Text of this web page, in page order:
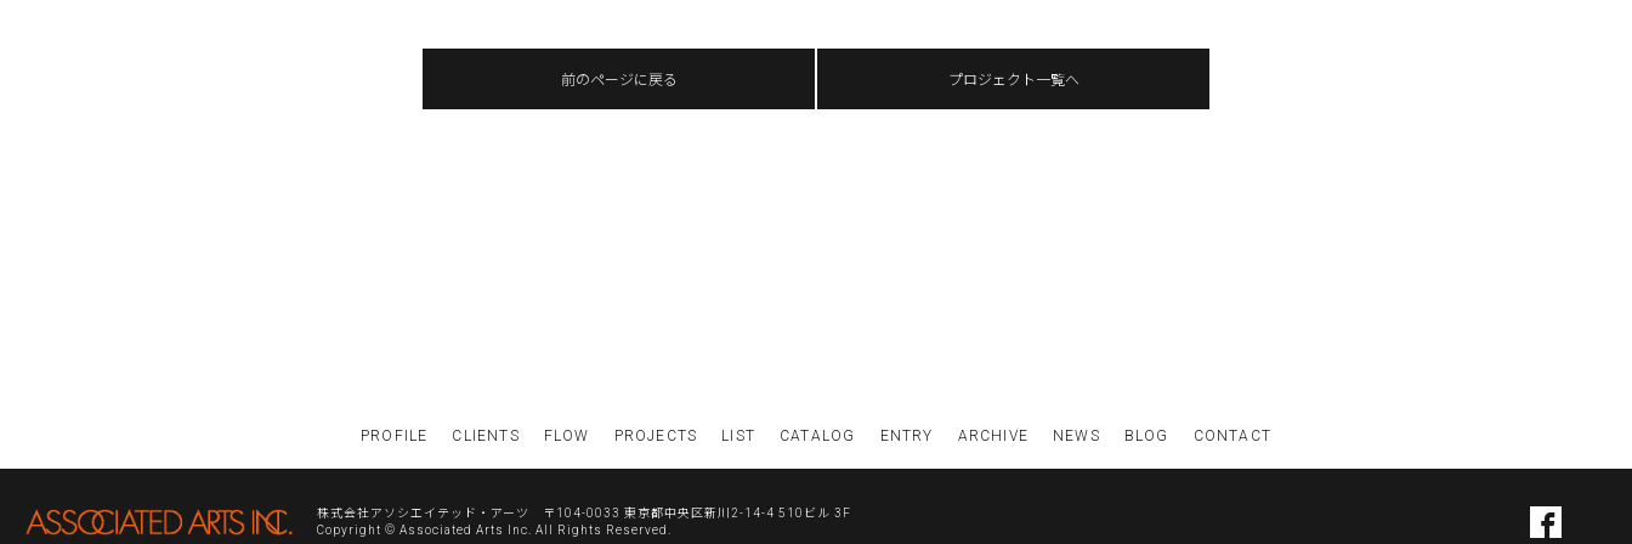
前のページに戻る プロジェクト一覧へ
PROFILE CLIENTS FLOW PROJECTS LIST CATALOG ENTRY ARCHIVE NEWS BLOG CONTACT
株式会社アソシエイテッド・アーツ
〒104-0033 東京都中央区新川2-14-4 510ビル 3F
Copyright © Associated Arts Inc. All Rights Reserved.